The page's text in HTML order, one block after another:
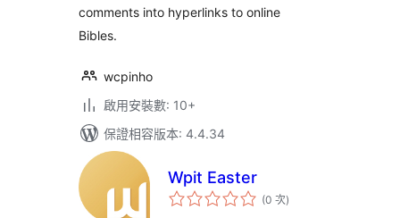
comments into hyperlinks to online
Bibles.
wcpinho
啟用安裝數: 10+
保證相容版本: 4.4.34
Wpit Easter
(0 次評
分)